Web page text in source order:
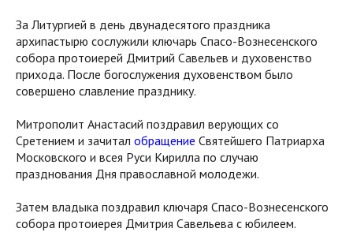
За Литургией в день двунадесятого праздника
архипастырю сослужили ключарь Спасо-Вознесенского
собора протоиерей Дмитрий Савельев и духовенство
прихода. После богослужения духовенством было
совершено славление празднику.
Митрополит Анастасий поздравил верующих со
Сретением и зачитал обращение Святейшего Патриарха
Московского и всея Руси Кирилла по случаю
празднования Дня православной молодежи.
Затем владыка поздравил ключаря Спасо-Вознесенского
собора протоиерея Дмитрия Савельева с юбилеем.